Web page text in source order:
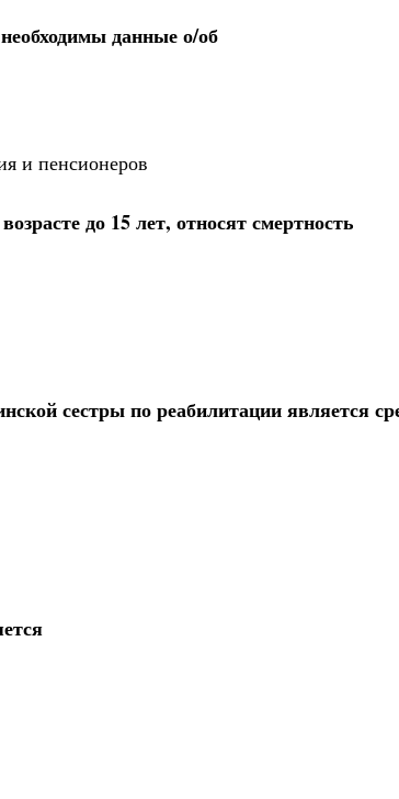
данные о/об
и пенсионеров
до 15 лет, относят смертность
сестры по реабилитации является